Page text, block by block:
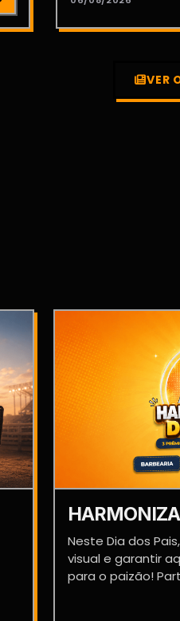
VER
Neste Dia dos
visual e garantir
para o paizão!